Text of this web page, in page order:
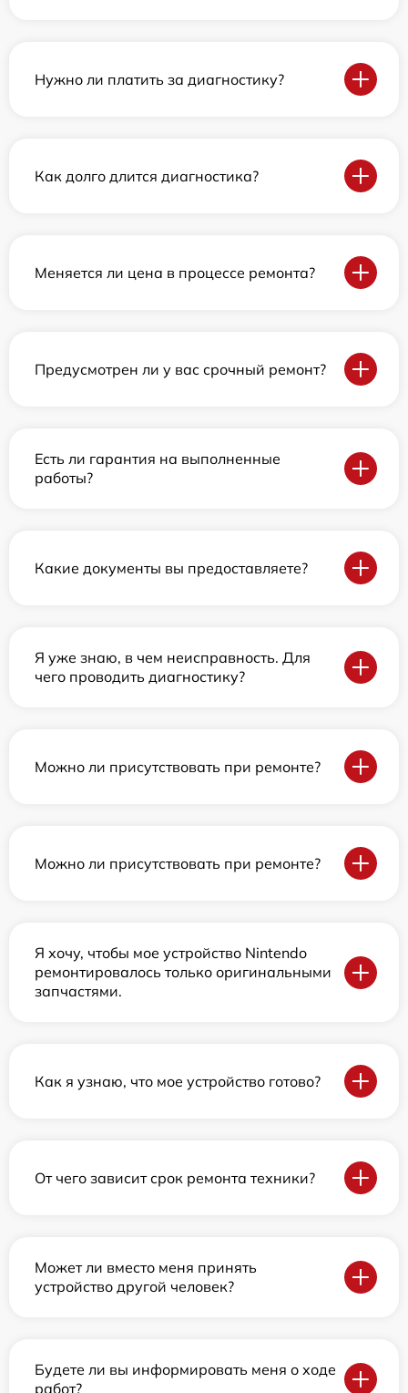
Нужно ли платить за диагностику?
Как долго длится диагностика?
Меняется ли цена в процессе ремонта?
Предусмотрен ли у вас срочный ремонт?
Есть ли гарантия на выполненные
работы?
Какие документы вы предоставляете?
Я уже знаю, в чем неисправность. Для
чего проводить диагностику?
Можно ли присутствовать при ремонте?
Можно ли присутствовать при ремонте?
Я хочу, чтобы мое устройство Nintendo
ремонтировалось только оригинальными
запчастями.
Как я узнаю, что мое устройство готово?
От чего зависит срок ремонта техники?
Может ли вместо меня принять
устройство другой человек?
Будете ли вы информировать меня о ходе
работ?